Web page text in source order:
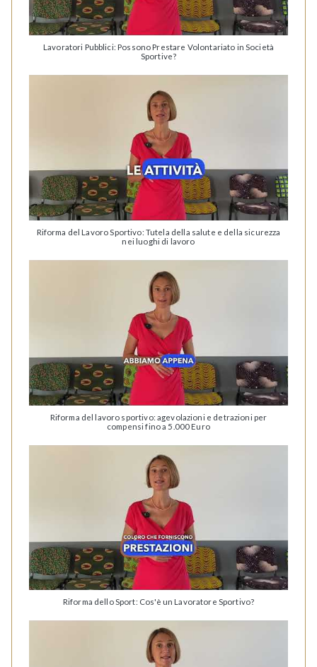
Lavoratori Pubblici: Possono Prestare Volontariato in Società
Sportive?
Riforma del Lavoro Sportivo: Tutela della salute e della sicurezza
nei luoghi di lavoro
Riforma del lavoro sportivo: agevolazioni e detrazioni per
compensi fino a 5.000 Euro
Riforma dello Sport: Cos'è un Lavoratore Sportivo?